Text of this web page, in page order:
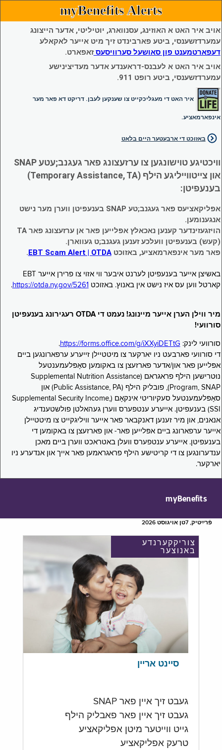
myBenefits Alerts
אויב איר האט א האוזינג, עסנווארג, יוטיליטי, אדער הייצונג
עמערדזשענסי, ביטע פארבינדט זיך מיט אייער לאקאלע
דעפארטמענט פון סאושעל סערוויסעסזאפארט.
אויב איר האט א לעבנס-דראענדע אדער מעדיצינישע
עמערדזשענסי, ביטע רופט 911.
איר האט די מעגליכקייט צו שענקען לעבן. דריקט דא פאר מער
אינפארמאציע.
באזוכט די ארבעטער היים בלאט
וויכטיגע טוישונגען צו ערזעצונג פאר געגנב;עטע SNAP
און צייטווייליגע הילף (Temporary Assistance, TA)
בענעפיטן:
אפליקאציעס פאר געגנב;טע SNAP בענעפיטן ווערן מער נישט
אנגענומען.
הויזגעזינדער קענען נאכאלץ אפּלייען פאר אן ערזעצונג פאר TA
(קעש) בענעפיטן וועלכע זענען געגנב;ט געווארן.
פאר מער אינפארמאציע, באזוכטEBT Scam Alert | OTDA
.
באשיצן אייער בענעפיטן לערנט איבער ווי אזוי צו פרירן אייער EBT
קארטל ווען עס איז נישט אין באנוץ. באזוכט https://otda.ny.gov/5261
.
מיר ווילן הערן אייער מיינונג! נעמט די OTDA רעגירונג בענעפיטן
סורוועי!
סורוועי לינק: https://forms.office.com/g/iXXyiDETtG
.
די סורוועי פארבעט ניו יארקער צו מיטטיילן זייערע ערפארונגען ביים
אפּלייען פאר און/אדער פארזעצן צו באקומען סאָפּלעמענטעל
נוּטרישען הילף פראגראם (Supplemental Nutrition Assistance
Program, SNAP), פובליק הילף (Public Assistance, PA) און
סאָפּלעמענטעל סעקיוריטי אינקאָם (Supplemental Security Income,
SSI) בענעפיטן. אייערע ענטפערס ווערן געהאלטן פולשטענדיג
אנאנים, און מיר זענען דאנקבאר פאר אייער וויליגקייט צו מיטטיילן
אייער ערפארונג ביים אפּלייען פאר- און פארזעצן צו באקומען די
בענעפיטן. אייערע ענטפערס וועלן באטראכט ווערן ביים מאכן
ענדערונגען צו די קריטישע הילף פראגראמען פאר אייך און אנדערע ניו
יארקער.
myBenefits
פֿרײַטיק, 7טן אויגוסט 2026
צוריקקערנדע
באנוצער
סיינט אריין
געבט זיך איין פאר SNAP
געבט זיך איין פאר פאבליק הילף
גייט ווייטער מיטן אפליקאציע
טרעק אפליקאציע